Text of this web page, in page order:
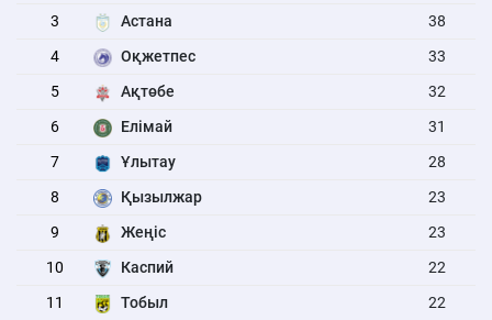
3
Астана
38
4
Оқжетпес
33
5
Ақтөбе
32
6
Елімай
31
7
Ұлытау
28
8
Қызылжар
23
9
Жеңіс
23
10
Каспий
22
11
Тобыл
22